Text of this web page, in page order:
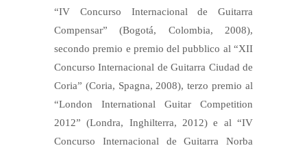
“IV Concurso Internacional de Guitarra
Compensar” (Bogotá, Colombia, 2008),
secondo premio e premio del pubblico al “XII
Concurso Internacional de Guitarra Ciudad de
Coria” (Coria, Spagna, 2008), terzo premio al
“London International Guitar Competition
2012” (Londra, Inghilterra, 2012) e al “IV
Concurso Internacional de Guitarra Norba